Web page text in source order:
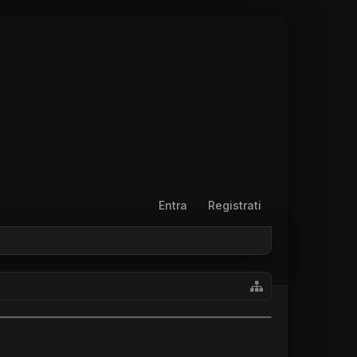
Entra Registrati